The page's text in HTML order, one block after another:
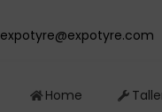
expotyre@expotyre.com
Home